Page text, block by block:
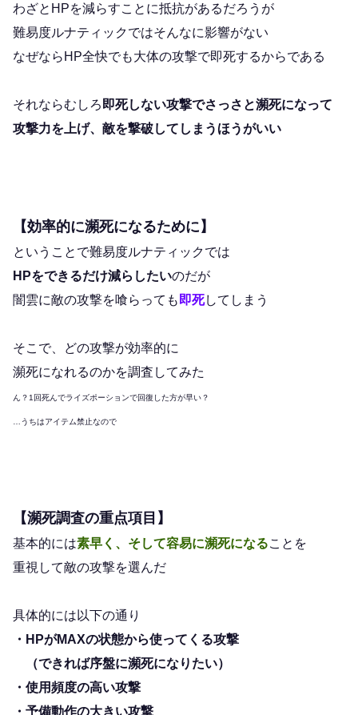
わざとHPを減らすことに抵抗があるだろうが
難易度ルナティックではそんなに影響がない
なぜならHP全快でも大体の攻撃で即死するからである
それならむしろ 即死しない攻撃でさっさと瀕死になって
攻撃力を上げ、敵を撃破してしまうほうがいい
【効率的に瀕死になるために】
ということで難易度ルナティックでは
HPをできるだけ減らしたいのだが
闇雲に敵の攻撃を喰らっても 即死してしまう
そこで、どの攻撃が効率的に
瀕死になれるのかを調査してみた
ん？1回死んでライズポーションで回復した方が早い？
…うちはアイテム禁止なので
【瀕死調査の重点項目】
基本的には素早く、そして容易に瀕死になることを
重視して敵の攻撃を選んだ
具体的には以下の通り
・HPがMAXの状態から使ってくる攻撃
（できれば序盤に瀕死になりたい）
・使用頻度の高い攻撃
・予備動作の大きい攻撃